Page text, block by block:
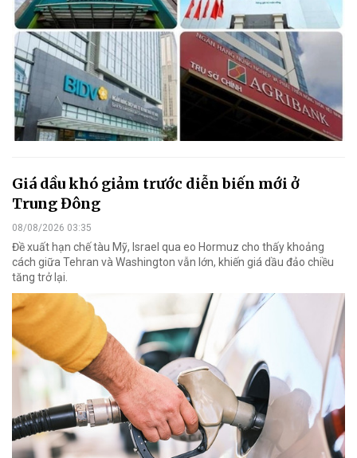
Giá dầu khó giảm trước diễn biến mới ở
Trung Đông
08/08/2026 03:35
Đề xuất hạn chế tàu Mỹ, Israel qua eo Hormuz cho thấy khoảng
cách giữa Tehran và Washington vẫn lớn, khiến giá dầu đảo chiều
tăng trở lại.